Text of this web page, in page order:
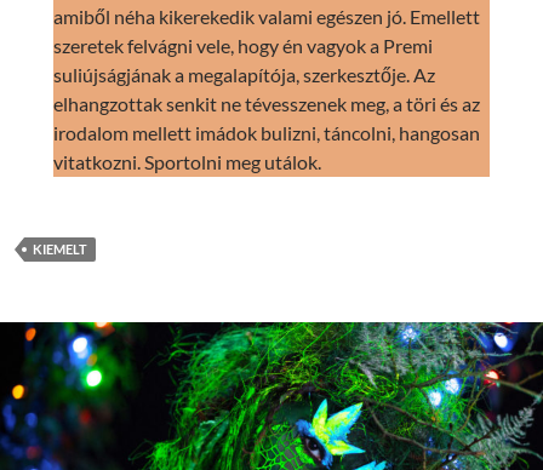
amiből néha kikerekedik valami egészen jó. Emellett
szeretek felvágni vele, hogy én vagyok a Premi
suliújságjának a megalapítója, szerkesztője. Az
elhangzottak senkit ne tévesszenek meg, a töri és az
irodalom mellett imádok bulizni, táncolni, hangosan
vitatkozni. Sportolni meg utálok.
KIEMELT